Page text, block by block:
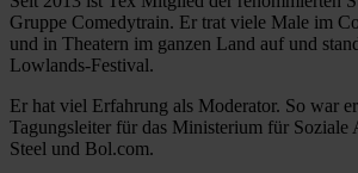
Gruppe Comedytrain. Er trat viele Male im
und in Theatern im ganzen Land auf und
Lowlands-Festival.
Er hat viel Erfahrung als Moderator. So war
Tagungsleiter für das Ministerium für Soziale
Steel und Bol.com.